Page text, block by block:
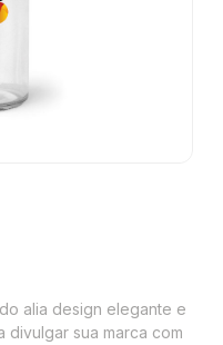
alia design elegante e
divulgar sua marca com